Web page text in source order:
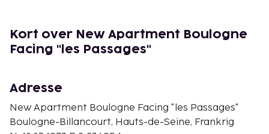
Pont de Bir-Hakeim - 5 km
Champ de Mars - 6 km
Eiffeltårnet - 6,1 km
Avenue George V - 6,7 km
La Défense - 7,1 km
Palais des Congrès de Paris - 7,2 km
Kort over New Apartment Boulogne
Facing "les Passages"
Adresse
New Apartment Boulogne Facing "les Passages"
Boulogne-Billancourt, Hauts-de-Seine, Frankrig